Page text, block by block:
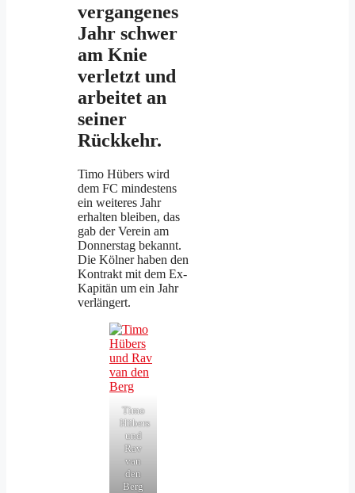
vergangenes
Jahr schwer
am Knie
verletzt und
arbeitet an
seiner
Rückkehr.
Timo Hübers wird
dem FC mindestens
ein weiteres Jahr
erhalten bleiben, das
gab der Verein am
Donnerstag bekannt.
Die Kölner haben den
Kontrakt mit dem Ex-
Kapitän um ein Jahr
verlängert.
Timo
Hübers
und
Rav
van
den
Berg